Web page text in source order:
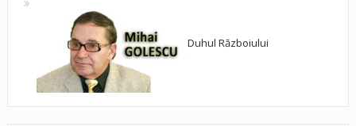
Duhul Războiului